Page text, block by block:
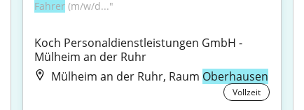
Fahrer (m/w/d..."
Koch Personaldienstleistungen GmbH -
Mülheim an der Ruhr
Mülheim an der Ruhr, Raum Oberhausen
Vollzeit